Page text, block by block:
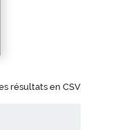
résultats en CSV